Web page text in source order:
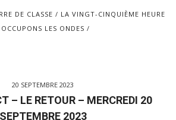
i
DE CLASSE
LA VINGT-CINQUIÈME HEURE
OCCUPONS LES ONDES
20 SEPTEMBRE 2023
– LE RETOUR – MERCREDI 20
SEPTEMBRE 2023